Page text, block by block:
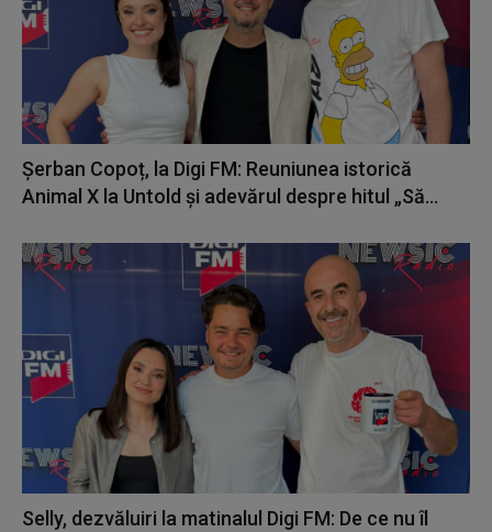
Șerban Copoț, la Digi FM: Reuniunea istorică
Animal X la Untold și adevărul despre hitul „Să...
Selly, dezvăluiri la matinalul Digi FM: De ce nu îl